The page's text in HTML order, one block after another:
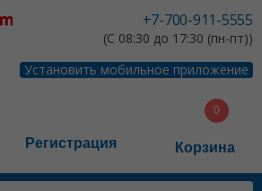
+7-700-911-5555
(С 08:30 до 17:30 (пн-пт))
Установить мобильное приложение
Регистрация Корзина